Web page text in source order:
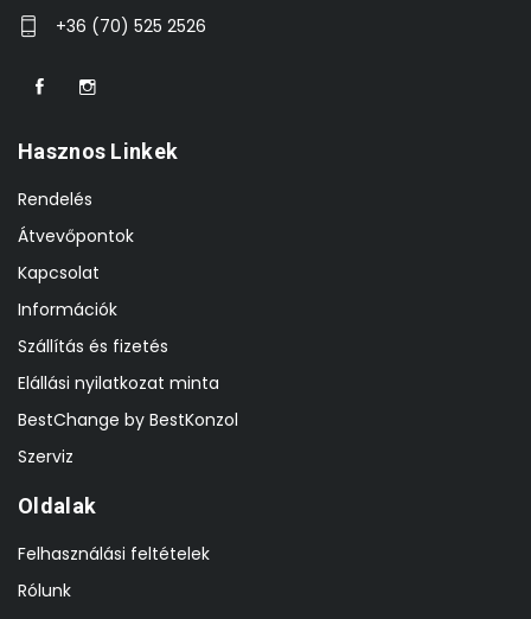
+36 (70) 525 2526
Hasznos Linkek
Rendelés
Átvevőpontok
Kapcsolat
Információk
Szállítás és fizetés
Elállási nyilatkozat minta
BestChange by BestKonzol
Szerviz
Oldalak
Felhasználási feltételek
Rólunk